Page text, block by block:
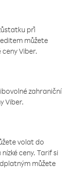
při
můžete
ceny Viber.
zahraniční
Viber.
volat do
ceny. Tarif si
můžete